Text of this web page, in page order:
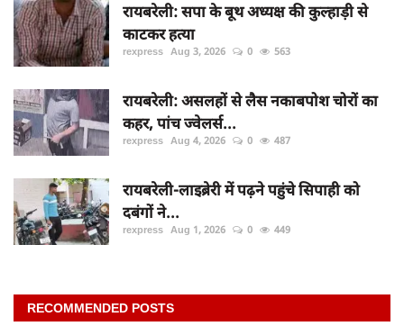
रायबरेली: सपा के बूथ अध्यक्ष की कुल्हाड़ी से
काटकर हत्या
rexpress Aug 3, 2026 0 563
रायबरेली: असलहों से लैस नकाबपोश चोरों का
कहर, पांच ज्वेलर्स...
rexpress Aug 4, 2026 0 487
रायबरेली-लाइब्रेरी में पढ़ने पहुंचे सिपाही को
दबंगों ने...
rexpress Aug 1, 2026 0 449
RECOMMENDED POSTS